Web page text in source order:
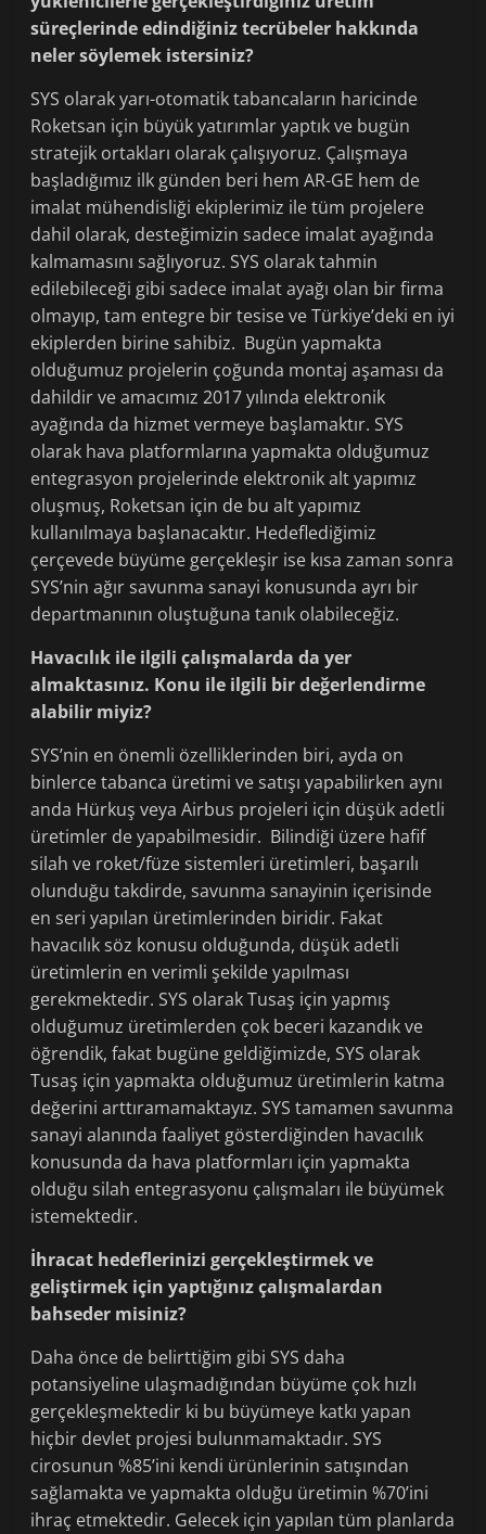
süreçlerinde edindiğiniz tecrübeler hakkında
neler söylemek istersiniz?
SYS olarak yarı-otomatik tabancaların haricinde
Roketsan için büyük yatırımlar yaptık ve bugün
stratejik ortakları olarak çalışıyoruz. Çalışmaya
başladığımız ilk günden beri hem AR-GE hem de
imalat mühendisliği ekiplerimiz ile tüm projelere
dahil olarak, desteğimizin sadece imalat ayağında
kalmamasını sağlıyoruz. SYS olarak tahmin
edilebileceği gibi sadece imalat ayağı olan bir firma
olmayıp, tam entegre bir tesise ve Türkiye’deki en iyi
ekiplerden birine sahibiz. Bugün yapmakta
olduğumuz projelerin çoğunda montaj aşaması da
dahildir ve amacımız 2017 yılında elektronik
ayağında da hizmet vermeye başlamaktır. SYS
olarak hava platformlarına yapmakta olduğumuz
entegrasyon projelerinde elektronik alt yapımız
oluşmuş, Roketsan için de bu alt yapımız
kullanılmaya başlanacaktır. Hedeflediğimiz
çerçevede büyüme gerçekleşir ise kısa zaman sonra
SYS’nin ağır savunma sanayi konusunda ayrı bir
departmanının oluştuğuna tanık olabileceğiz.
Havacılık ile ilgili çalışmalarda da yer
almaktasınız. Konu ile ilgili bir değerlendirme
alabilir miyiz?
SYS’nin en önemli özelliklerinden biri, ayda on
binlerce tabanca üretimi ve satışı yapabilirken aynı
anda Hürkuş veya Airbus projeleri için düşük adetli
üretimler de yapabilmesidir. Bilindiği üzere hafif
silah ve roket/füze sistemleri üretimleri, başarılı
olunduğu takdirde, savunma sanayinin içerisinde
en seri yapılan üretimlerinden biridir. Fakat
havacılık söz konusu olduğunda, düşük adetli
üretimlerin en verimli şekilde yapılması
gerekmektedir. SYS olarak Tusaş için yapmış
olduğumuz üretimlerden çok beceri kazandık ve
öğrendik, fakat bugüne geldiğimizde, SYS olarak
Tusaş için yapmakta olduğumuz üretimlerin katma
değerini arttıramamaktayız. SYS tamamen savunma
sanayi alanında faaliyet gösterdiğinden havacılık
konusunda da hava platformları için yapmakta
olduğu silah entegrasyonu çalışmaları ile büyümek
istemektedir.
İhracat hedeflerinizi gerçekleştirmek ve
geliştirmek için yaptığınız çalışmalardan
bahseder misiniz?
Daha önce de belirttiğim gibi SYS daha
potansiyeline ulaşmadığından büyüme çok hızlı
gerçekleşmektedir ki bu büyümeye katkı yapan
hiçbir devlet projesi bulunmamaktadır. SYS
cirosunun %85’ini kendi ürünlerinin satışından
sağlamakta ve yapmakta olduğu üretimin %70’ini
ihraç etmektedir. Gelecek için yapılan tüm planlarda